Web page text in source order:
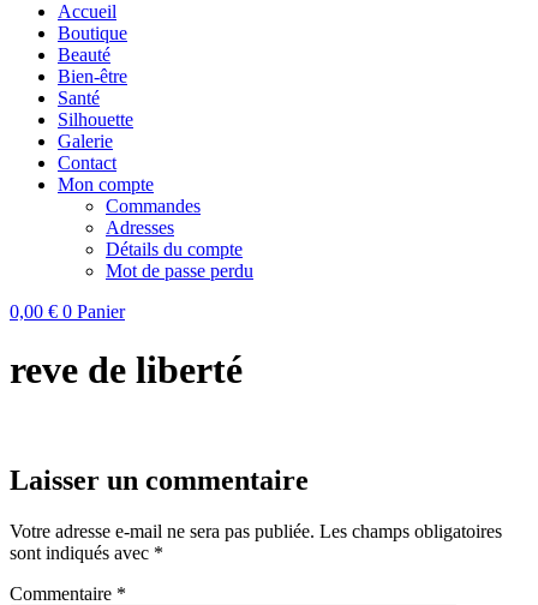
Accueil
Boutique
Beauté
Bien-être
Santé
Silhouette
Galerie
Contact
Mon compte
Commandes
Adresses
Détails du compte
Mot de passe perdu
0,00 € 0 Panier
reve de liberté
Laisser un commentaire
Votre adresse e-mail ne sera pas publiée. Les champs obligatoires
sont indiqués avec *
Commentaire *